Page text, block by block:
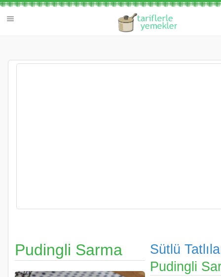
Pudingli Sarma
Sütlü
Pudingli